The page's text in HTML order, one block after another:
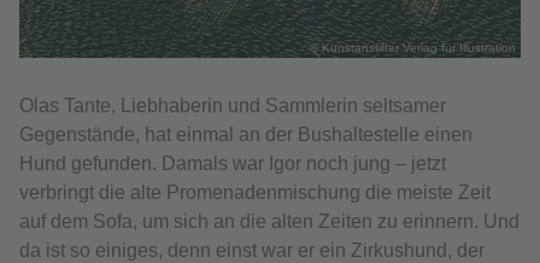
© Kunstanstifter Verlag für Illustration
Olas Tante, Liebhaberin und Sammlerin seltsamer
Gegenstände, hat einmal an der Bushaltestelle einen
Hund gefunden. Damals war Igor noch jung – jetzt
verbringt die alte Promenadenmischung die meiste Zeit
auf dem Sofa, um sich an die alten Zeiten zu erinnern. Und
da ist so einiges, denn einst war er ein Zirkushund, der